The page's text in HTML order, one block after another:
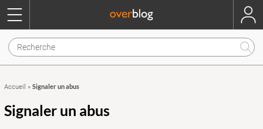
Accueil » Signaler un abus
Signaler un abus